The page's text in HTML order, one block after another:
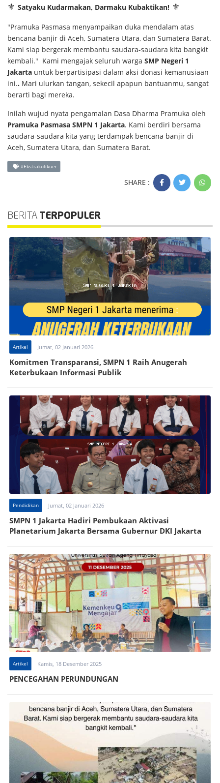
⚜️ Satyaku Kudarmakan, Darmaku Kubaktikan! ⚜️
"Pramuka Pasmasa menyampaikan duka mendalam atas
bencana banjir di Aceh, Sumatera Utara, dan Sumatera Barat.
Kami siap bergerak membantu saudara-saudara kita bangkit
kembali." Kami mengajak seluruh warga SMP Negeri 1
Jakarta untuk berpartisipasi dalam aksi donasi kemanusiaan
ini.. Mari ulurkan tangan, sekecil apapun bantuanmu, sangat
berarti bagi mereka.
Inilah wujud nyata pengamalan Dasa Dharma Pramuka oleh
Pramuka Pasmasa SMPN 1 Jakarta. Kami berdiri bersama
saudara-saudara kita yang terdampak bencana banjir di
Aceh, Sumatera Utara, dan Sumatera Barat.
#Ekstrakulikuer
SHARE :
BERITA TERPOPULER
Artikel Jumat, 02 Januari 2026
Komitmen Transparansi, SMPN 1 Raih Anugerah
Keterbukaan Informasi Publik
Pendidikan Jumat, 02 Januari 2026
SMPN 1 Jakarta Hadiri Pembukaan Aktivasi
Planetarium Jakarta Bersama Gubernur DKI Jakarta
Artikel Kamis, 18 Desember 2025
PENCEGAHAN PERUNDUNGAN